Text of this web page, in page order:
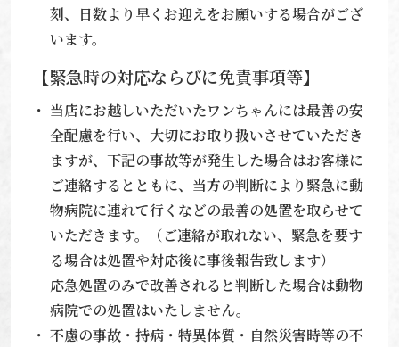
刻、日数より早くお迎えをお願いする場合がござ
います。
【緊急時の対応ならびに免責事項等】
当店にお越しいただいたワンちゃんには最善の安
全配慮を行い、大切にお取り扱いさせていただき
ますが、下記の事故等が発生した場合はお客様に
ご連絡するとともに、当方の判断により緊急に動
物病院に連れて行くなどの最善の処置を取らせて
いただきます。（ご連絡が取れない、緊急を要す
る場合は処置や対応後に事後報告致します）
応急処置のみで改善されると判断した場合は動物
病院での処置はいたしません。
不慮の事故・持病・特異体質・自然災害時等の不